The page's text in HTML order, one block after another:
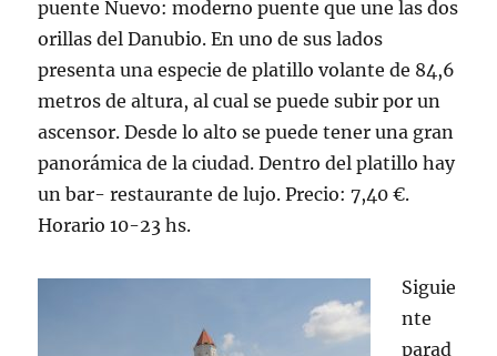
puente Nuevo: moderno puente que une las dos
orillas del Danubio. En uno de sus lados
presenta una especie de platillo volante de 84,6
metros de altura, al cual se puede subir por un
ascensor. Desde lo alto se puede tener una gran
panorámica de la ciudad. Dentro del platillo hay
un bar- restaurante de lujo. Precio: 7,40 €.
Horario 10-23 hs.
Siguie
nte
parad